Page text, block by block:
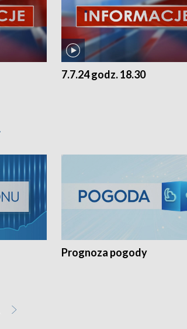
7.7.24 godz. 18.30
Prognoza pogody